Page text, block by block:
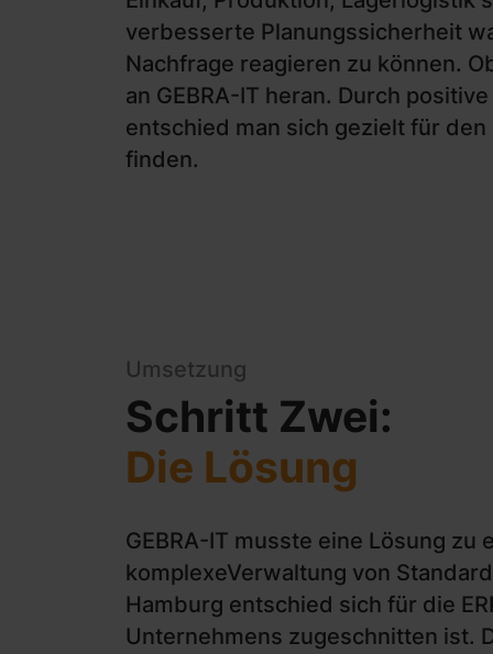
verbesserte Planungssicherheit
Nachfrage reagieren zu können.
an GEBRA-IT heran. Durch
entschied man sich gezielt für
finden.
Umsetzung
Schritt Zwei:
Die Lösung
GEBRA-IT musste eine Lösung
komplexeVerwaltung von
Hamburg entschied sich für die
Unternehmens zugeschnitten ist.